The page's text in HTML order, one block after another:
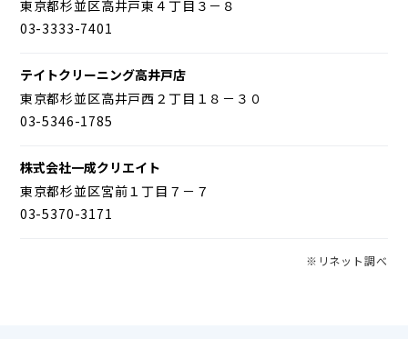
東京都杉並区高井戸東４丁目３－８
03-3333-7401
テイトクリーニング高井戸店
東京都杉並区高井戸西２丁目１８－３０
03-5346-1785
株式会社一成クリエイト
東京都杉並区宮前１丁目７－７
03-5370-3171
※リネット調べ